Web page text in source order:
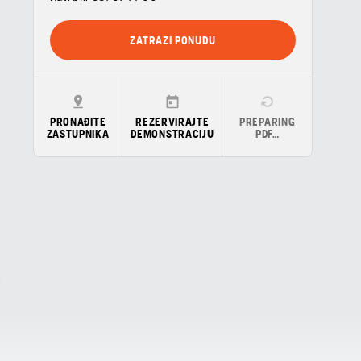
ZATRAŽI PONUDU
PRONAĐITE
ZASTUPNIKA
REZERVIRAJTE
DEMONSTRACIJU
PREPARING
PDF…